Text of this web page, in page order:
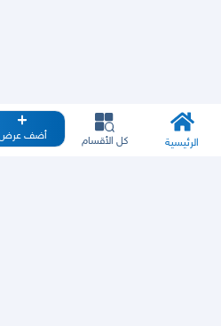
الرئيسية كل الأقسام أضف